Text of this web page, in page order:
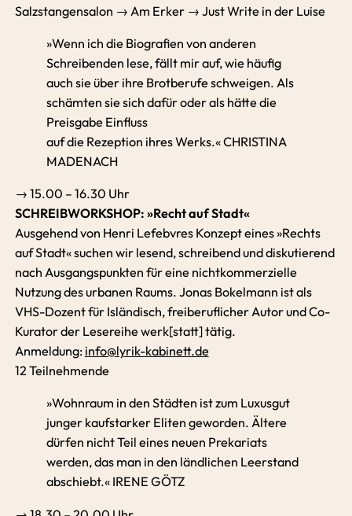
Salzstangensalon → Am Erker → Just Write in der Luise
»Wenn ich die Biografien von anderen
Schreibenden lese, fällt mir auf, wie häufig
auch sie über ihre Brotberufe schweigen. Als
schämten sie sich dafür oder als hätte die
Preisgabe Einfluss
auf die Rezeption ihres Werks.« CHRISTINA
MADENACH
→ 15.00 – 16.30 Uhr
SCHREIBWORKSHOP: »Recht auf Stadt«
Ausgehend von Henri Lefebvres Konzept eines »Rechts
auf Stadt« suchen wir lesend, schreibend und diskutierend
nach Ausgangspunkten für eine nichtkommerzielle
Nutzung des urbanen Raums. Jonas Bokelmann ist als
VHS-Dozent für Isländisch, freiberuflicher Autor und Co-
Kurator der Lesereihe werk[statt] tätig.
Anmeldung: info@lyrik-kabinett.de
12 Teilnehmende
»Wohnraum in den Städten ist zum Luxusgut
junger kaufstarker Eliten geworden. Ältere
dürfen nicht Teil eines neuen Prekariats
werden, das man in den ländlichen Leerstand
abschiebt.« IRENE GÖTZ